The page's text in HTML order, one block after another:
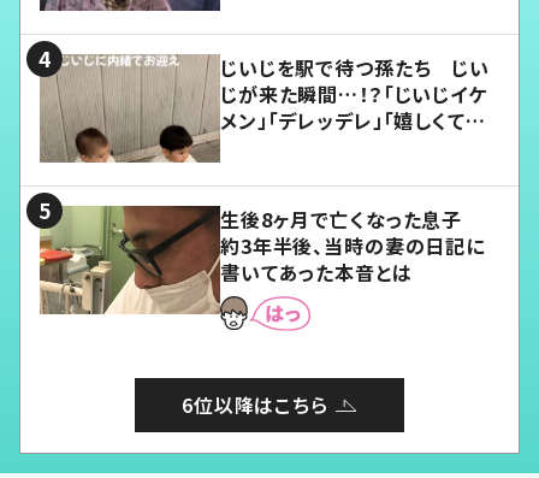
じいじを駅で待つ孫たち じい
じが来た瞬間…！？「じいじイケ
メン」「デレッデレ」「嬉しくて可
生後8ヶ月で亡くなった息子
約3年半後、当時の妻の日記に
書いてあった本音とは
6位以降はこちら